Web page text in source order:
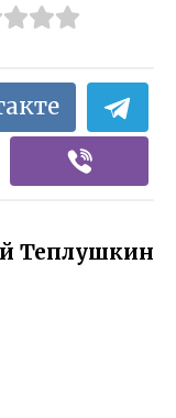
Теплушкин